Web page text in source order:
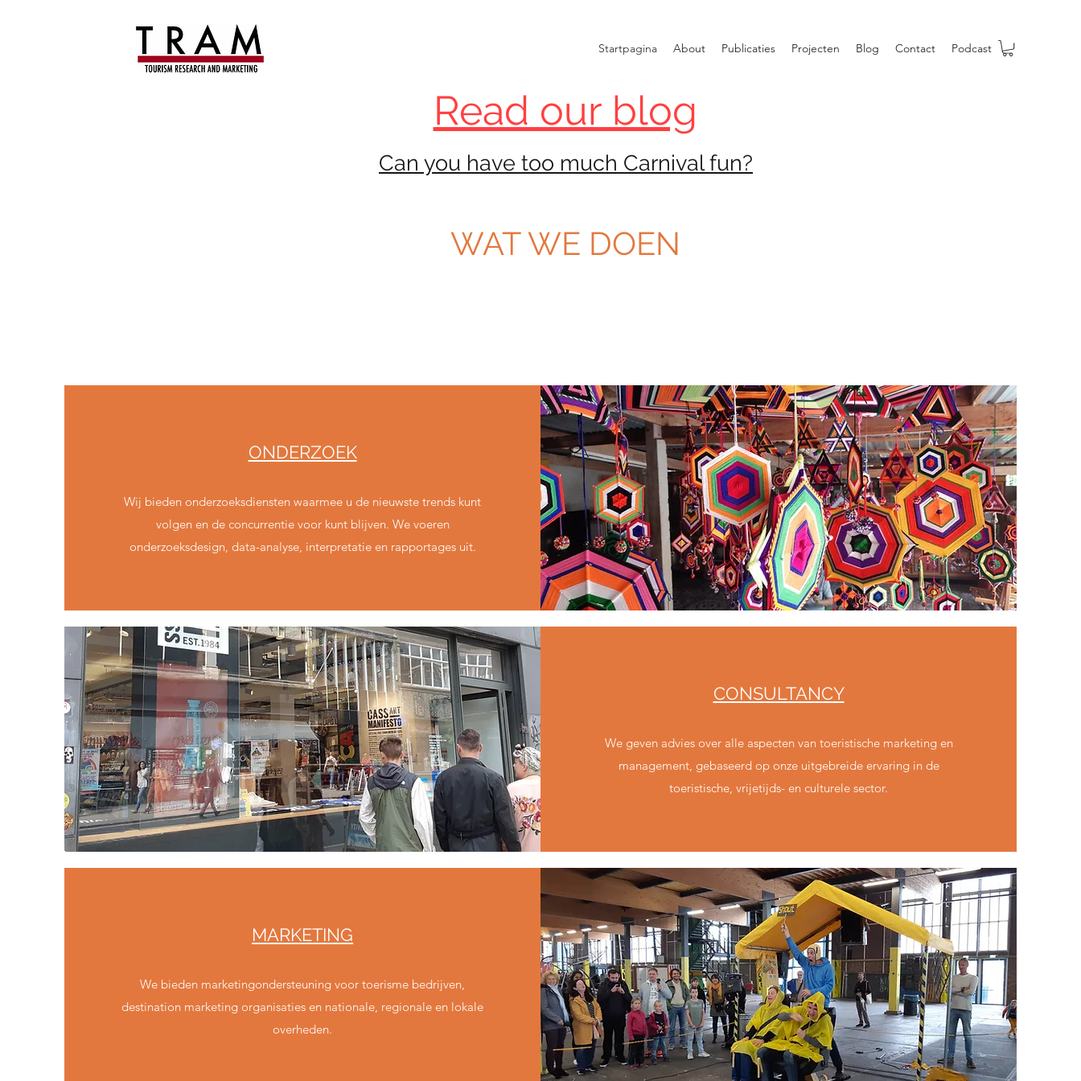
Startpagina About Publicaties Projecten Blog Contact Podcast
Read our blog
Can you have too much Carnival fun?
WAT WE DOEN
ONDERZOEK
Wij bieden onderzoeksdiensten waarmee u de nieuwste trends kunt
volgen en de concurrentie voor kunt blijven. We voeren
onderzoeksdesign, data-analyse, interpretatie en rapportages uit.
CONSULTANCY
We geven advies over alle aspecten van toeristische marketing en
management, gebaseerd op onze uitgebreide ervaring in de
toeristische, vrijetijds- en culturele sector.
MARKETING
We bieden marketingondersteuning voor toerisme bedrijven,
destination marketing organisaties en nationale, regionale en lokale
overheden.